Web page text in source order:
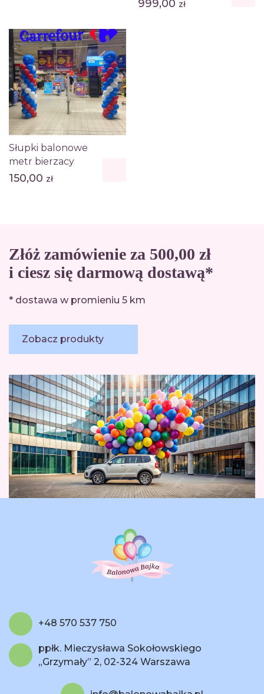
price
999,00 złCurrent
Słupki balonowe
metr bierzacy
150,00 zł
Złóż zamówienie za 500,00 zł
i ciesz się darmową dostawą*
* dostawa w promieniu 5 km
Zobacz produkty
+48 570 537 750
ppłk. Mieczysława Sokołowskiego
„Grzymały” 2, 02-324 Warszawa